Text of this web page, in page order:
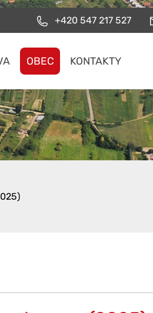
+420 547 217 527
OBEC KONTAKTY